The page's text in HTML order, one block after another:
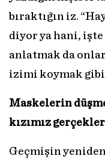
bıraktığın iz.
diyor ya hani,
anlatmak da
izimi koymak
Maskelerin
kızımız
Geçmişin